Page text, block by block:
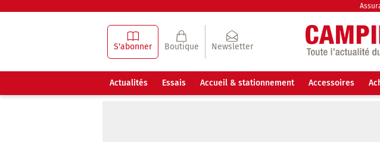
S'abonner Boutique Newsletter
Actualités Essais Accueil & stationnement Accessoires